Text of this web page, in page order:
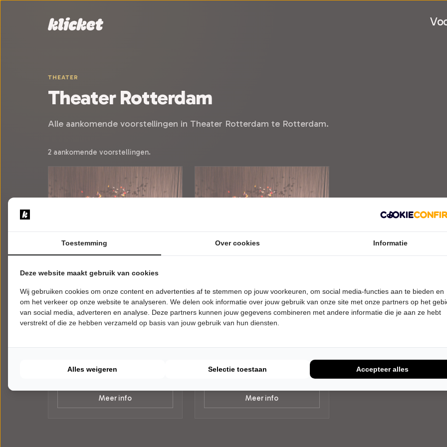
THEATER
Theater Rotterdam
Alle aankomende voorstellingen in Theater Rotterdam te Rotterdam.
2 aankomende voorstellingen.
WOENSDAG 20 JANUARI 2027 • 20:15
UUR
Compagnie Tiuri
Nothing Left on Blue
Meer info
DONDERDAG 21 JANUARI 2027 • 20:15
UUR
Compagnie Tiuri
Nothing Left on Blue
Meer info
Toestemming Over cookies Informatie
Deze website maakt gebruik van cookies
Wij gebruiken cookies om onze content en advertenties af te stemmen op jouw voorkeuren, om social media-functies aan te bieden en
om het verkeer op onze website te analyseren. We delen ook informatie over jouw gebruik van onze site met onze partners op het
van social media, adverteren en analyse. Deze partners kunnen jouw gegevens combineren met andere informatie die je aan ze hebt
verstrekt of die ze hebben verzameld op basis van jouw gebruik van hun diensten.
Alles weigeren Selectie toestaan Accepteer alles